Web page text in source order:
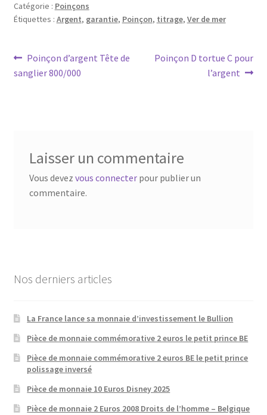
Catégorie : Poinçons
Étiquettes : Argent, garantie, Poinçon, titrage, Ver de mer
Poinçon d’argent Tête de
sanglier 800/000
Poinçon D tortue C pour
l’argent
Laisser un commentaire
Vous devez vous connecterpour publier un
commentaire.
Nos derniers articles
La France lance sa monnaie d’investissement le Bullion
Pièce de monnaie commémorative 2 euros le petit prince BE
Pièce de monnaie commémorative 2 euros BE le petit prince
polissage inversé
Pièce de monnaie 10 Euros Disney 2025
Pièce de monnaie 2 Euros 2008 Droits de l’homme – Belgique